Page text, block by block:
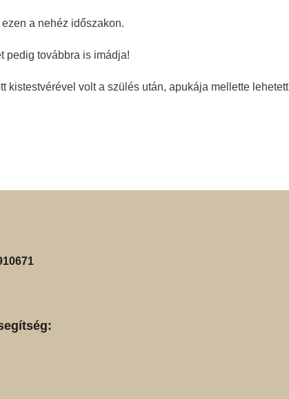
a nehéz időszakon.
pedig továbbra is imádja!
kistestvérével volt a szülés után, apukája mellette lehetett